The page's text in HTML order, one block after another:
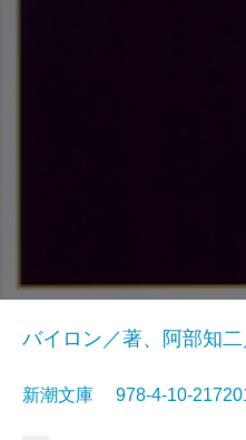
バイロン／著、阿部知二
新潮文庫 978-4-10-